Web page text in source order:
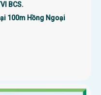
BCS.
100m Hồng Ngoại